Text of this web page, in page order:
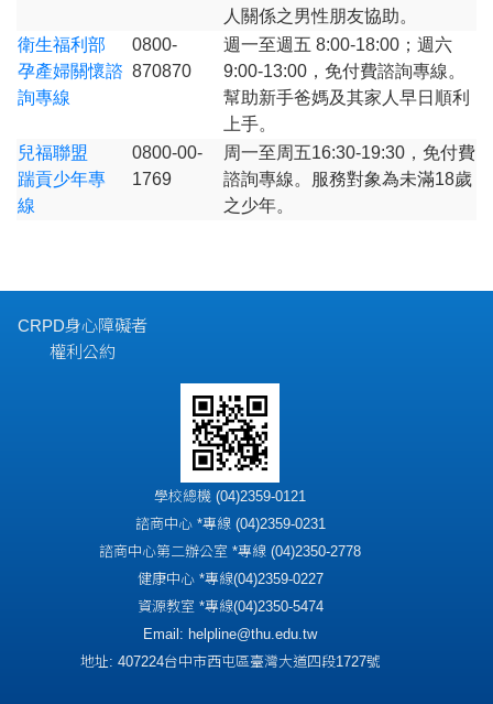
人關係之男性朋友協助。
衛生福利部
孕產婦關懷諮
詢專線
0800-
870870
週一至週五 8:00-18:00；週六
9:00-13:00，免付費諮詢專線。
幫助新手爸媽及其家人早日順利
上手。
兒福聯盟
踹貢少年專
線
0800-00-
1769
周一至周五16:30-19:30，免付費
諮詢專線。服務對象為未滿18歲
之少年。
CRPD身心障礙者
權利公約
學校總機 (04)2359-0121
諮商中心 *專線 (04)2359-0231
諮商中心第二辦公室 *專線 (04)2350-2778
健康中心 *專線(04)2359-0227
資源教室 *專線(04)2350-5474
Email: helpline@thu.edu.tw
地址: 407224台中市西屯區臺灣大道四段1727號